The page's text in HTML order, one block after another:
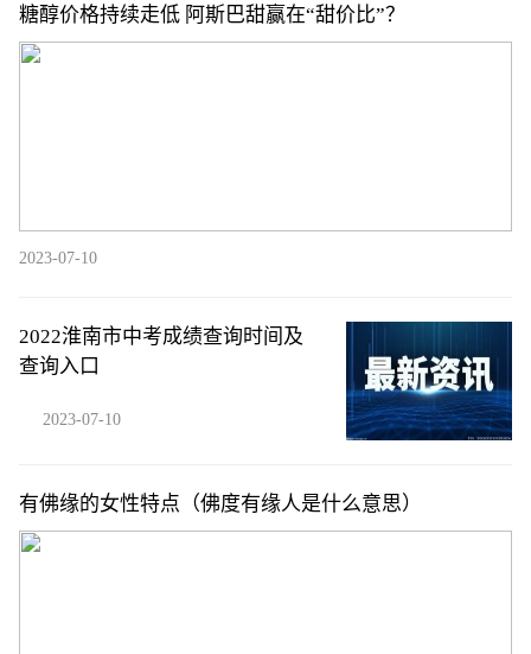
糖醇价格持续走低 阿斯巴甜赢在“甜价比”？
2023-07-10
2022淮南市中考成绩查询时间及
查询入口
2023-07-10
有佛缘的女性特点（佛度有缘人是什么意思）